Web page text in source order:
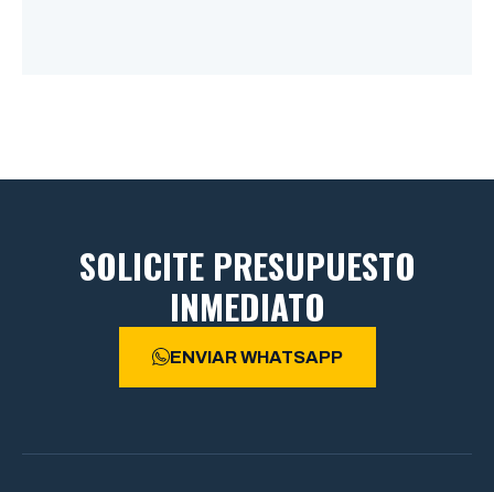
SOLICITE PRESUPUESTO
INMEDIATO
ENVIAR WHATSAPP